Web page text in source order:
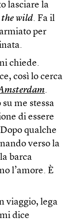
lasciare la
wild. Fa il
per
chiede.
così lo cerca
.
me stessa
di essere
qualche
verso la
barca
l’amore. È
viaggio, lega
dice